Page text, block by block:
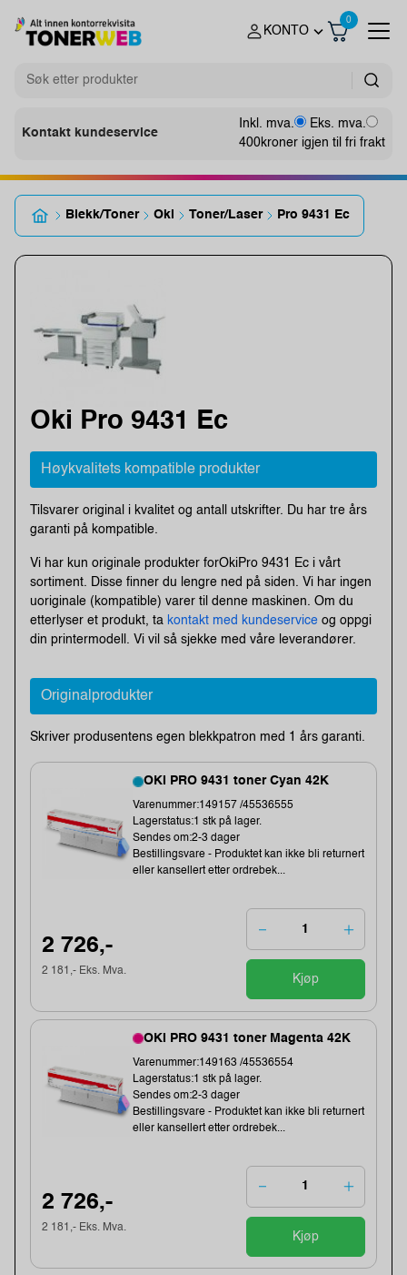
KONTO
0
Kontakt kundeservice
Inkl. mva.
Eks. mva.
400kroner igjen til fri frakt
Blekk/Toner Oki Toner/Laser Pro 9431 Ec
Oki Pro 9431 Ec
Høykvalitets kompatible produkter
Tilsvarer original i kvalitet og antall utskrifter. Du har tre års
garanti på kompatible.
Vi har kun originale produkter forOkiPro 9431 Ec i vårt
sortiment. Disse finner du lengre ned på siden. Vi har ingen
uoriginale (kompatible) varer til denne maskinen. Om du
etterlyser et produkt, ta kontakt med kundeservice og oppgi
din printermodell. Vi vil så sjekke med våre leverandører.
Originalprodukter
Skriver produsentens egen blekkpatron med 1 års garanti.
OKI PRO 9431 toner Cyan 42K
Varenummer:149157 /45536555
Lagerstatus:1 stk på lager.
Sendes om:2-3 dager
Bestillingsvare - Produktet kan ikke bli returnert
eller kansellert etter ordrebek...
2 726,-
2 181,- Eks. Mva.
Kjøp
OKI PRO 9431 toner Magenta 42K
Varenummer:149163 /45536554
Lagerstatus:1 stk på lager.
Sendes om:2-3 dager
Bestillingsvare - Produktet kan ikke bli returnert
eller kansellert etter ordrebek...
2 726,-
2 181,- Eks. Mva.
Kjøp